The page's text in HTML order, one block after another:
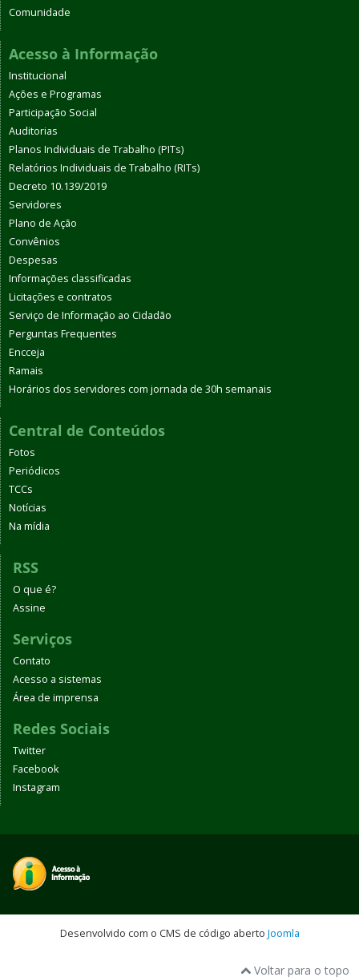
Comunidade
Acesso à Informação
Institucional
Ações e Programas
Participação Social
Auditorias
Planos Individuais de Trabalho (PITs)
Relatórios Individuais de Trabalho (RITs)
Decreto 10.139/2019
Servidores
Plano de Ação
Convênios
Despesas
Informações classificadas
Licitações e contratos
Serviço de Informação ao Cidadão
Perguntas Frequentes
Encceja
Ramais
Horários dos servidores com jornada de 30h semanais
Central de Conteúdos
Fotos
Periódicos
TCCs
Notícias
Na mídia
RSS
O que é?
Assine
Serviços
Contato
Acesso a sistemas
Área de imprensa
Redes Sociais
Twitter
Facebook
Instagram
Desenvolvido com o CMS de código aberto Joomla
Voltar para o topo